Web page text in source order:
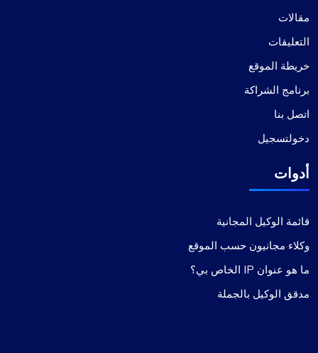
مقالات
التعليقات
خريطة الموقع
برنامج الشراكة
اتصل بنا
دخولتسجيل
أدوات
قائمة الوكيل المجانية
وكلاء مجانيون حسب الموقع
ما هو عنوان IP الخاص بي؟
مدقق الوكيل بالجملة